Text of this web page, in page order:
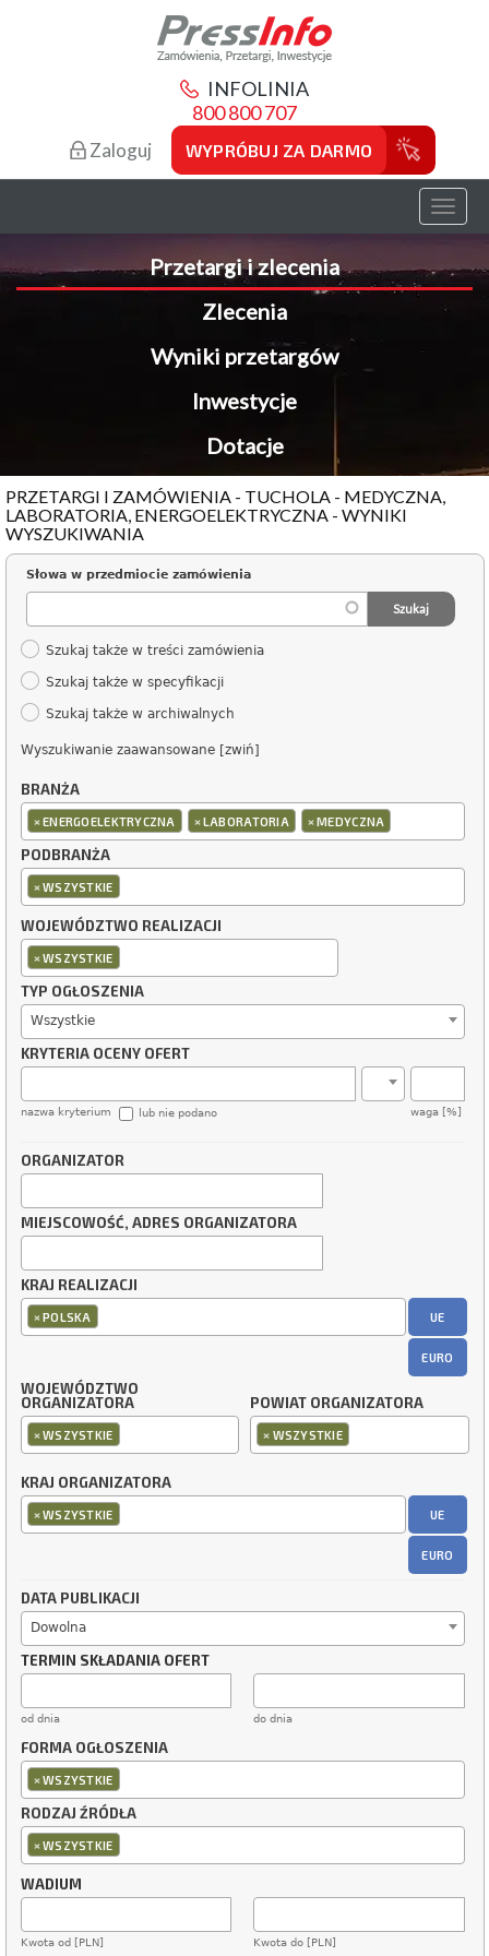
INFOLINIA
800 800 707
Zaloguj WYPRÓBUJ ZA DARMO
Toggle
Przetargi i zlecenia
Zlecenia
Wyniki przetargów
Inwestycje
Dotacje
PRZETARGI I ZAMÓWIENIA - TUCHOLA - MEDYCZNA,
LABORATORIA, ENERGOELEKTRYCZNA - WYNIKI
WYSZUKIWANIA
Słowa w przedmiocie zamówienia
Szukaj także w treści zamówienia
Szukaj także w specyfikacji
Szukaj także w archiwalnych
Wyszukiwanie zaawansowane [zwiń]
BRANŻA
×ENERGOELEKTRYCZNA ×LABORATORIA ×MEDYCZNA
PODBRANŻA
×WSZYSTKIE
WOJEWÓDZTWO REALIZACJI
×WSZYSTKIE
TYP OGŁOSZENIA
Wszystkie
KRYTERIA OCENY OFERT
nazwa kryterium waga [%]
lub nie podano
ORGANIZATOR
MIEJSCOWOŚĆ, ADRES ORGANIZATORA
KRAJ REALIZACJI
×POLSKA UE
EURO
WOJEWÓDZTWO
ORGANIZATORA
×WSZYSTKIE
POWIAT ORGANIZATORA
× WSZYSTKIE
KRAJ ORGANIZATORA
×WSZYSTKIE UE
EURO
DATA PUBLIKACJI
Dowolna
TERMIN SKŁADANIA OFERT
od dnia do dnia
FORMA OGŁOSZENIA
×WSZYSTKIE
RODZAJ ŹRÓDŁA
×WSZYSTKIE
WADIUM
Kwota od [PLN] Kwota do [PLN]